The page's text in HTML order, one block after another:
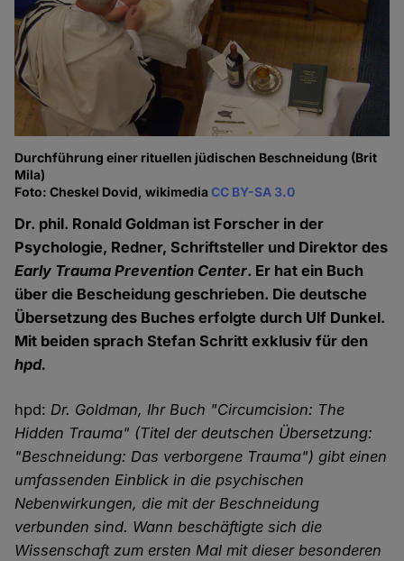
Durchführung einer rituellen jüdischen Beschneidung (Brit
Mila)
Foto: Cheskel Dovid, wikimediaCC BY-SA 3.0
Dr. phil. Ronald Goldman ist Forscher in der
Psychologie, Redner, Schriftsteller und Direktor des
Early Trauma Prevention Center. Er hat ein Buch
über die Bescheidung geschrieben. Die deutsche
Übersetzung des Buches erfolgte durch Ulf Dunkel.
Mit beiden sprach Stefan Schritt exklusiv für den
hpd.
hpd:Dr. Goldman, Ihr Buch "Circumcision: The
Hidden Trauma" (Titel der deutschen Übersetzung:
"Beschneidung: Das verborgene Trauma") gibt einen
umfassenden Einblick in die psychischen
Nebenwirkungen, die mit der Beschneidung
verbunden sind. Wann beschäftigte sich die
Wissenschaft zum ersten Mal mit dieser besonderen